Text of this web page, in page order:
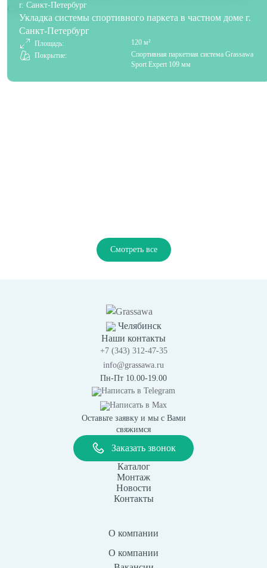
г. Санкт-Петербург
Укладка системы спортивного паркета в частном доме г.
Санкт-Петербург
Площадь:
120 м²
Покрытие:
Спортивная паркетная система Grassawa
Sport Expert 109 мм
Смотреть все
Челябинск
Наши контакты
+7 (343) 312-47-35
info@grassawa.ru
Пн-Пт 10.00-19.00
Написать в Telegram
Написать в Max
Оставьте заявку и мы с Вами
свяжимся
Заказать звонок
Каталог
Монтаж
Новости
Контакты
О компании
О компании